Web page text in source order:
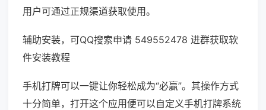
用户可通过正规渠道获取使用。
辅助安装，可QQ搜索申请 549552478 进群获取软
件安装教程
手机打牌可以一键让你轻松成为“必赢”。其操作方式
十分简单，打开这个应用便可以自定义手机打牌系统